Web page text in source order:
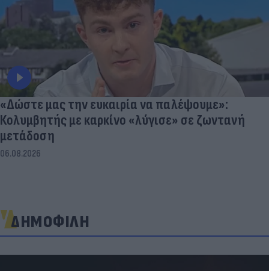
«Δώστε μας την ευκαιρία να παλέψουμε»:
Κολυμβητής με καρκίνο «λύγισε» σε ζωντανή
μετάδοση
06.08.2026
ΔΗΜΟΦΙΛΗ